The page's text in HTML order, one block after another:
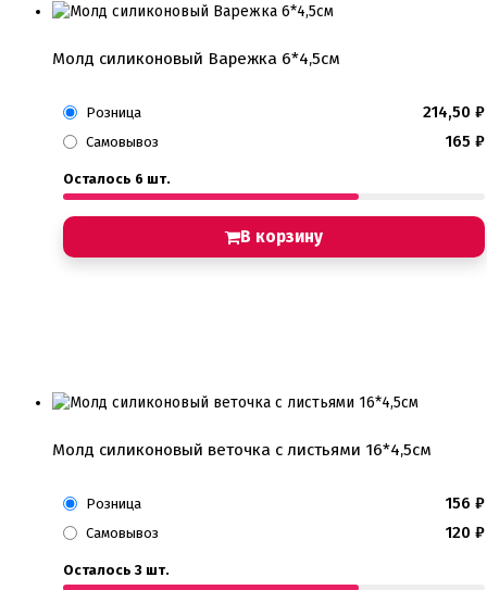
Молд силиконовый Варежка 6*4,5см
Розница 214,50 ₽
Самовывоз 165 ₽
Осталось 6 шт.
В корзину
Молд силиконовый веточка с листьями 16*4,5см
Розница 156 ₽
Самовывоз 120 ₽
Осталось 3 шт.